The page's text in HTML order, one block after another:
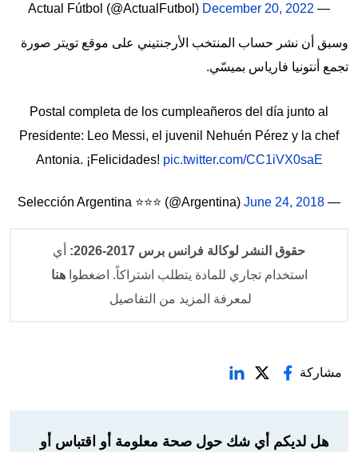
— Actual Fútbol (@ActualFutbol)
December 20, 2022
وسبق أن نشر حساب المنتخب الأرجنتيني على موقع تويتر صورة
تجمع أنتونيا فارياس بميسّي.
Postal completa de los cumpleañeros del día junto al
Presidente: Leo Messi, el juvenil Nehuén Pérez y la chef
Antonia. ¡Felicidades! pic.twitter.com/CC1iVX0saE
— Selección Argentina ⭐⭐⭐ (@Argentina)
June 24, 2018
حقوق النشر لوكالة فرانس برس 2017-2026:
أي
استخدام تجاري للمادة يتطلب اشتراكاً. اضغطواهنا
لمعرفة المزيد من التفاصيل
مشاركة
هل لديكم أي شك حول صحة معلومة أو اقتباس أو